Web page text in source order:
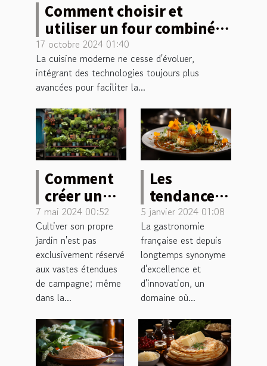
Comment choisir et
utiliser un four combiné
vapeur multifonctionnel
17 octobre 2024 01:40
La cuisine moderne ne cesse d'évoluer,
intégrant des technologies toujours plus
avancées pour faciliter la...
Comment
créer un
potager
urbain
dans un
espace
réduit
7 mai 2024 00:52
Cultiver son propre
jardin n'est pas
exclusivement réservé
aux vastes étendues
de campagne; même
dans la...
Les
tendances
actuelles
dans la
haute
cuisine
française
5 janvier 2024 01:08
La gastronomie
française est depuis
longtemps synonyme
d'excellence et
d'innovation, un
domaine où...